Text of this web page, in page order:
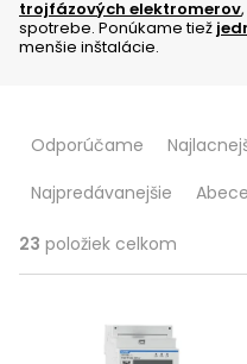
trojfázových elektromerov
spotrebe. Ponúkame tiež
menšie inštalácie.
a
d
e
Odporúčame
Najpredávanejšie
23 položiek celkom